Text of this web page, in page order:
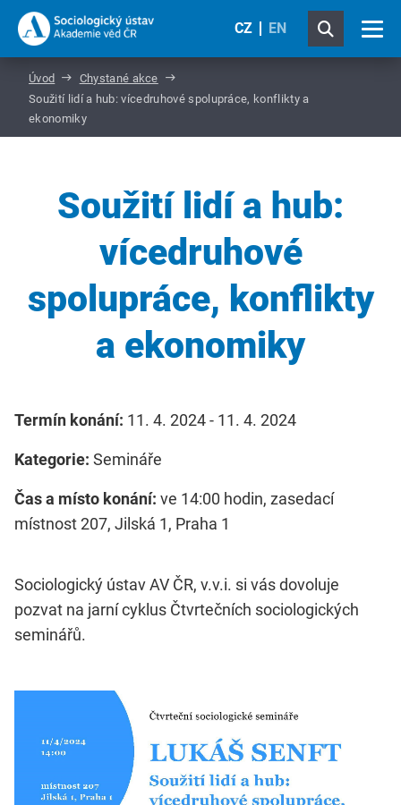
CZ EN
Úvod
Chystané akce
Soužití lidí a hub: vícedruhové spolupráce, konflikty a
ekonomiky
Soužití lidí a hub:
vícedruhové
spolupráce, konflikty
a ekonomiky
Termín konání: 11. 4. 2024 - 11. 4. 2024
Kategorie: Semináře
Čas a místo konání: ve 14:00 hodin, zasedací
místnost 207, Jilská 1, Praha 1
Sociologický ústav AV ČR, v.v.i. si vás dovoluje
pozvat na jarní cyklus Čtvrtečních sociologických
seminářů.